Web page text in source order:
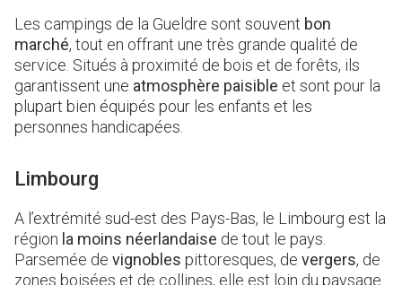
Les campings de la Gueldre sont souvent bon
marché, tout en offrant une très grande qualité de
service. Situés à proximité de bois et de forêts, ils
garantissent une atmosphère paisible et sont pour la
plupart bien équipés pour les enfants et les
personnes handicapées.
Limbourg
A l’extrémité sud-est des Pays-Bas, le Limbourg est la
région la moins néerlandaise de tout le pays.
Parsemée de vignobles pittoresques, de vergers, de
zones boisées et de collines, elle est loin du paysage